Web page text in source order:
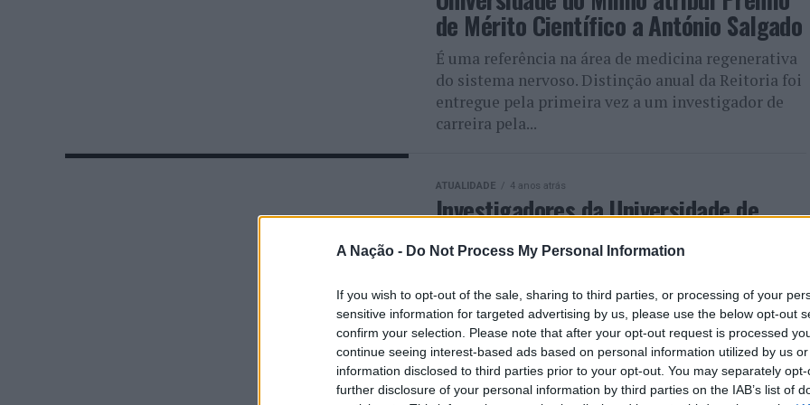
A Nação - Do Not Process My Personal Information
If you wish to opt-out of the sale, sharing to third parties, or processing of your
sensitive information for targeted advertising by us, please use the below opt-out
confirm your selection. Please note that after your opt-out request is processed
continue seeing interest-based ads based on personal information utilized by us
information disclosed to third parties prior to your opt-out. You may separately
further disclosure of your personal information by third parties on the IAB’s list of
de Mérito Científico a António Salgado
É uma referência na área de medicina regenerativa
do sistema nervoso. Distinção anual da Reitoria foi
entregue pela primeira vez a um investigador de
carreira pela...
ATUALIDADE 4 anos atrás
Investigadores da Universidade de
Coimbra desenvolvem estratégia para
melhorar avaliação do risco
cardiovascular
Uma equipa de investigadores do Centro de
Informática e Sistemas da Universidade de
Coimbra (CISUC) da Faculdade de Ciências e
Tecnologia da Universidade de Coimbra (FCTUC)...